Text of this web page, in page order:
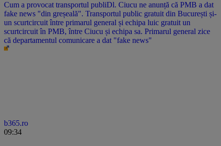
Cum a provocat transportul publiDl. Ciucu ne anunță că PMB a dat
fake news "din greșeală". Transportul public gratuit din București și-
un scurtcircuit între primarul general și echipa luic gratuit un
scurtcircuit în PMB, între Ciucu și echipa sa. Primarul general zice
că departamentul comunicare a dat "fake news"
b365.ro
09:34